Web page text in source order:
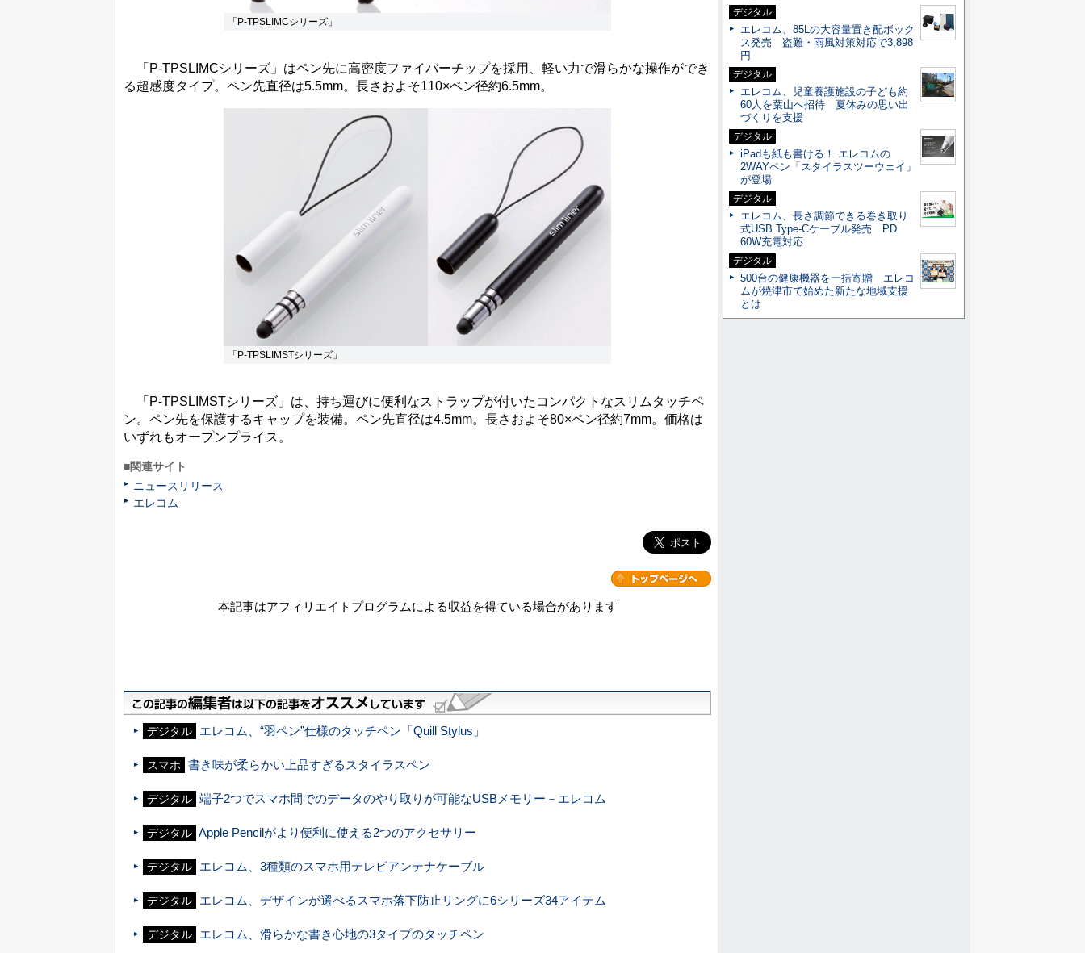
「P-TPSLIMCシリーズ」
「P-TPSLIMCシリーズ」はペン先に高密度ファイバーチップを採用、軽い力で滑らかな操作ができ
る超感度タイプ。ペン先直径は5.5mm。長さおよそ110×ペン径約6.5mm。
「P-TPSLIMSTシリーズ」
「P-TPSLIMSTシリーズ」は、持ち運びに便利なストラップが付いたコンパクトなスリムタッチペ
ン。ペン先を保護するキャップを装備。ペン先直径は4.5mm。長さおよそ80×ペン径約7mm。価格は
いずれもオープンプライス。
■関連サイト
ニュースリリース
エレコム
本記事はアフィリエイトプログラムによる収益を得ている場合があります
デジタル エレコム、“羽ペン”仕様のタッチペン「Quill Stylus」
スマホ 書き味が柔らかい上品すぎるスタイラスペン
デジタル 端子2つでスマホ間でのデータのやり取りが可能なUSBメモリー－エレコム
デジタル Apple Pencilがより便利に使える2つのアクセサリー
デジタル エレコム、3種類のスマホ用テレビアンテナケーブル
デジタル エレコム、デザインが選べるスマホ落下防止リングに6シリーズ34アイテム
デジタル エレコム、滑らかな書き心地の3タイプのタッチペン
デジタル
エレコム、85Lの大容量置き配ボック
ス発売 盗難・雨風対策対応で3,898
円
デジタル
エレコム、児童養護施設の子ども約
60人を葉山へ招待 夏休みの思い出
づくりを支援
デジタル
iPadも紙も書ける！ エレコムの
2WAYペン「スタイラスツーウェイ」
が登場
デジタル
エレコム、長さ調節できる巻き取り
式USB Type-Cケーブル発売 PD
60W充電対応
デジタル
500台の健康機器を一括寄贈 エレコ
ムが焼津市で始めた新たな地域支援
とは